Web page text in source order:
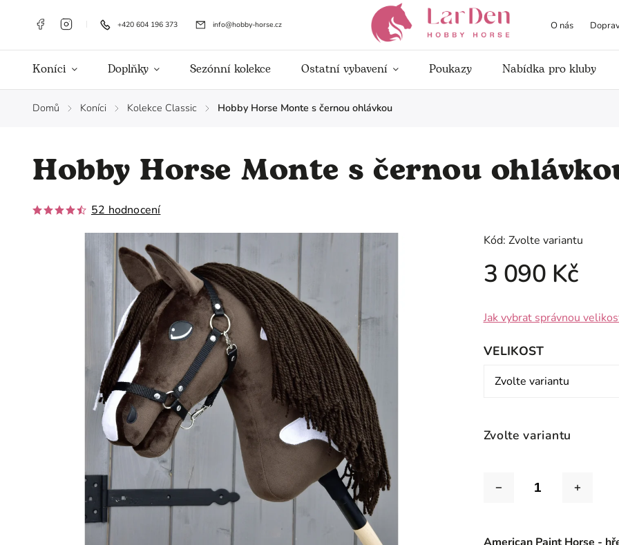
+420 604 196 373 info@hobby-horse.cz O nás
Koníci Doplňky Sezónní kolekce Ostatní vybavení Poukazy Nabídka pro kluby
Domů / Koníci / Kolekce Classic / Hobby Horse Monte s černou ohlávkou
Hobby Horse Monte s černou
52 hodnocení
Kód: Zvolte variantu
3 090 Kč
Zvolte variantu
Jak vybrat správnou
VELIKOST